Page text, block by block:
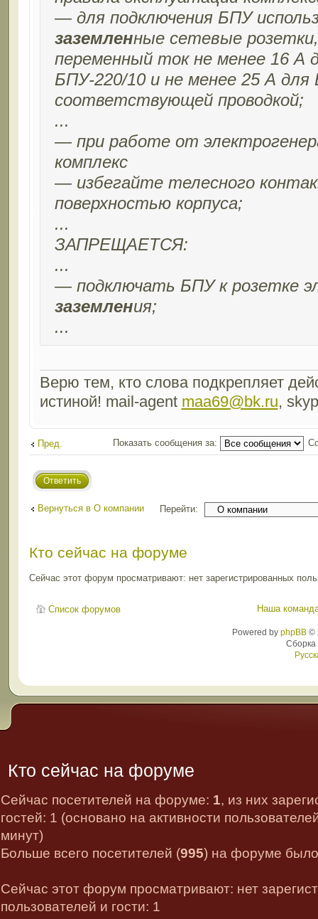
— для подключения БПУ
заземленные сетевые
переменный ток не менее 16 А
БПУ-220/10 и не менее 25 А для
соответствующей проводкой;
...
— при работе от
комплекс
— избегайте телесного
поверхностью корпуса;
...
ЗАПРЕЩАЕТСЯ:
...
— подключать БПУ к розетке
заземления;
...
Верю тем, кто слова подкрепляет
истиной! mail-agent maa69@bk.ru,
Пред. Показать сообщения за:
Ответить
Вернуться в О компании Перейти:
Кто сейчас на форуме
Сейчас этот форум просматривают: нет зарегистрированных
Список форумов Наша
Powered by phpBB©
Кто сейчас на форуме
Сейчас посетителей на форуме: 1, из них
гостей: 1 (основано на активности
минут)
Больше всего посетителей (995) на форуме
Сейчас этот форум просматривают: нет
пользователей и гости: 1